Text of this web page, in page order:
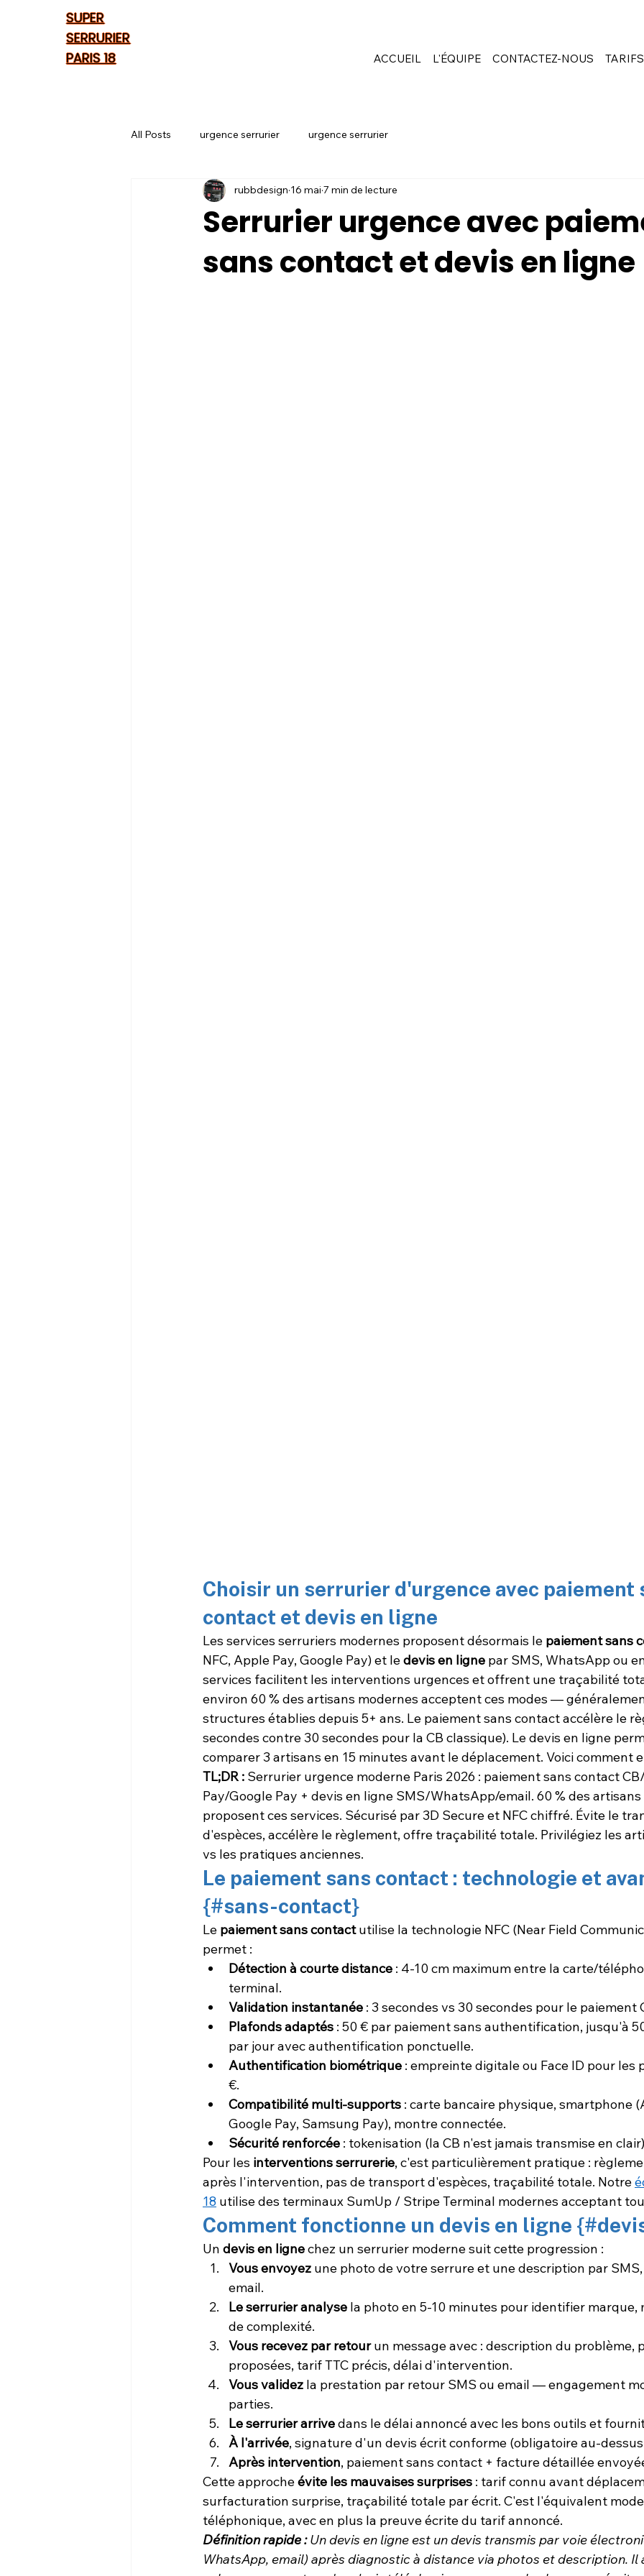
SUPER
SERRURIER
PARIS 18
ACCUEIL L'ÉQUIPE CONTACTEZ-NOUS
All Posts urgence serrurier urgence serrurier
Serrurier urgence avec
sans contact et devis en ligne
rubbdesign 16 mai 7 min de lecture
Choisir un serrurier d'urgence avec paiement
contact et devis en ligne
Les services serruriers modernes proposent désormais le paiement sans
NFC, Apple Pay, Google Pay) et le devis en ligne par SMS, WhatsApp ou
services facilitent les interventions urgences et offrent une traçabilité
environ 60 % des artisans modernes acceptent ces modes —
structures établies depuis 5+ ans. Le paiement sans contact accélère le
secondes contre 30 secondes pour la CB classique). Le devis en ligne
comparer 3 artisans en 15 minutes avant le déplacement. Voici comment
TL;DR : Serrurier urgence moderne Paris 2026 : paiement sans contact
Pay/Google Pay + devis en ligne SMS/WhatsApp/email. 60 % des
proposent ces services. Sécurisé par 3D Secure et NFC chiffré. Évite le
d'espèces, accélère le règlement, offre traçabilité totale. Privilégiez les
vs les pratiques anciennes.
Le paiement sans contact : technologie et
{#sans-contact}
Le paiement sans contact utilise la technologie NFC (Near Field
permet :
Détection à courte distance : 4-10 cm maximum entre la carte/
terminal.
Validation instantanée : 3 secondes vs 30 secondes pour le paiement
Plafonds adaptés : 50 € par paiement sans authentification, jusqu'à
par jour avec authentification ponctuelle.
Authentification biométrique : empreinte digitale ou Face ID pour les
€.
Compatibilité multi-supports : carte bancaire physique, smartphone
Google Pay, Samsung Pay), montre connectée.
Sécurité renforcée : tokenisation (la CB n'est jamais transmise en
Pour les interventions serrurerie, c'est particulièrement pratique :
après l'intervention, pas de transport d'espèces, traçabilité totale. Notre
18 utilise des terminaux SumUp / Stripe Terminal modernes acceptant
Comment fonctionne un devis en ligne
Un devis en ligne chez un serrurier moderne suit cette progression :
Vous envoyez une photo de votre serrure et une description par
email.
Le serrurier analyse la photo en 5-10 minutes pour identifier marque,
de complexité.
Vous recevez par retour un message avec : description du problème,
proposées, tarif TTC précis, délai d'intervention.
Vous validez la prestation par retour SMS ou email — engagement
parties.
Le serrurier arrive dans le délai annoncé avec les bons outils et
À l'arrivée, signature d'un devis écrit conforme (obligatoire au-dessus
Après intervention, paiement sans contact + facture détaillée
Cette approche évite les mauvaises surprises : tarif connu avant
surfacturation surprise, traçabilité totale par écrit. C'est l'équivalent
téléphonique, avec en plus la preuve écrite du tarif annoncé.
Définition rapide : Un devis en ligne est un devis transmis par voie
WhatsApp, email) après diagnostic à distance via photos et description. Il